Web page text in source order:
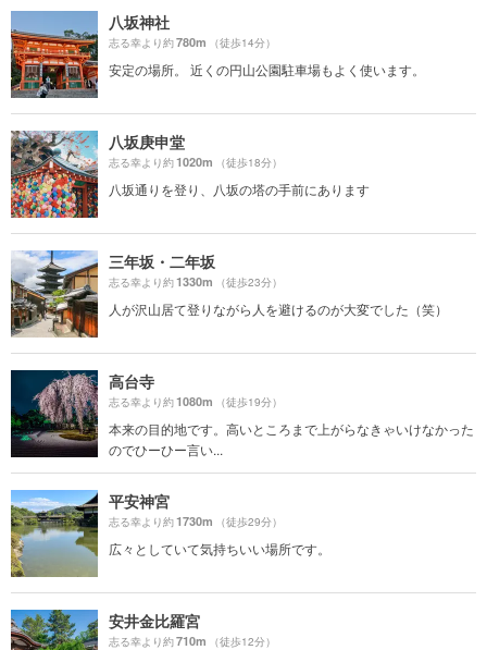
八坂神社
志る幸より約780m （徒歩14分）
安定の場所。 近くの円山公園駐車場もよく使います。
八坂庚申堂
志る幸より約1020m （徒歩18分）
八坂通りを登り、八坂の塔の手前にあります
三年坂・二年坂
志る幸より約1330m （徒歩23分）
人が沢山居て登りながら人を避けるのが大変でした（笑）
高台寺
志る幸より約1080m （徒歩19分）
本来の目的地です。高いところまで上がらなきゃいけなかった
のでひーひー言い...
平安神宮
志る幸より約1730m （徒歩29分）
広々としていて気持ちいい場所です。
安井金比羅宮
志る幸より約710m （徒歩12分）